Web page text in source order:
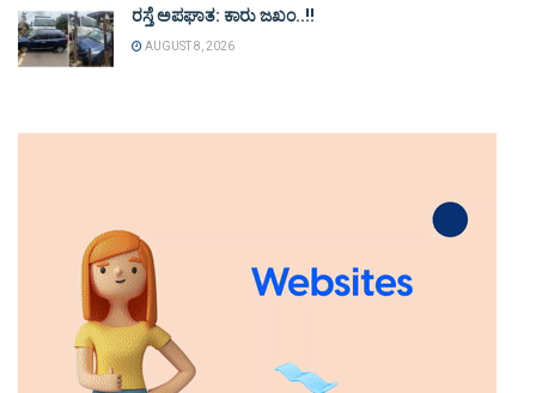
ರಸ್ತೆ ಅಪಘಾತ: ಕಾರು ಜಖಂ..!!
AUGUST 8, 2026